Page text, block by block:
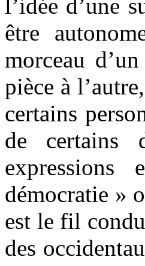
l’idée d’une
être
morceau
pièce à
certains
de certains
démocratie »
est le fil
des